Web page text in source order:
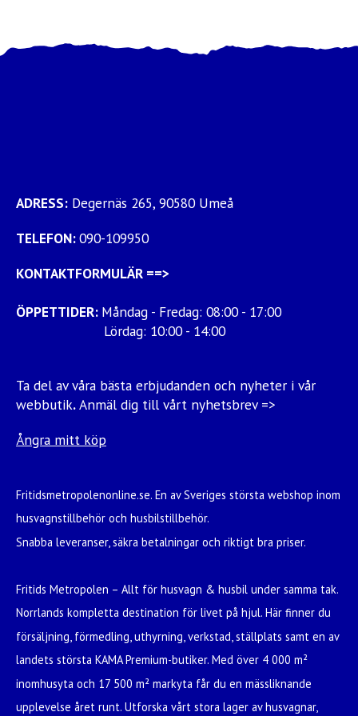
ADRESS: Degernäs 265, 90580 Umeå
TELEFON:090-109950
KONTAKTFORMULÄR ==>
ÖPPETTIDER: Måndag - Fredag: 08:00 - 17:00
Lördag: 10:00 - 14:00
Ta del av våra bästa erbjudanden och nyheter i vår
webbutik.Anmäl dig till vårt nyhetsbrev =>
Ångra mitt köp
Fritidsmetropolenonline.se. En av Sveriges största webshop inom
husvagnstillbehör och husbilstillbehör.
Snabba leveranser, säkra betalningar och riktigt bra priser.
Fritids Metropolen – Allt för husvagn & husbil under samma tak.
Norrlands kompletta destination för livet på hjul. Här finner du
försäljning, förmedling, uthyrning, verkstad, ställplats samt en av
landets största KAMA Premium-butiker. Med över 4 000 m²
inomhusyta och 17 500 m² markyta får du en mässliknande
upplevelse året runt. Utforska vårt stora lager av husvagnar,